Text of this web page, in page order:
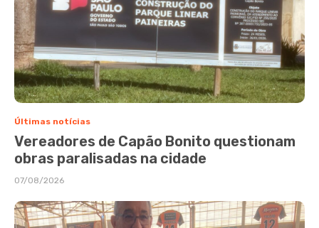
Últimas notícias
Vereadores de Capão Bonito questionam
obras paralisadas na cidade
07/08/2026